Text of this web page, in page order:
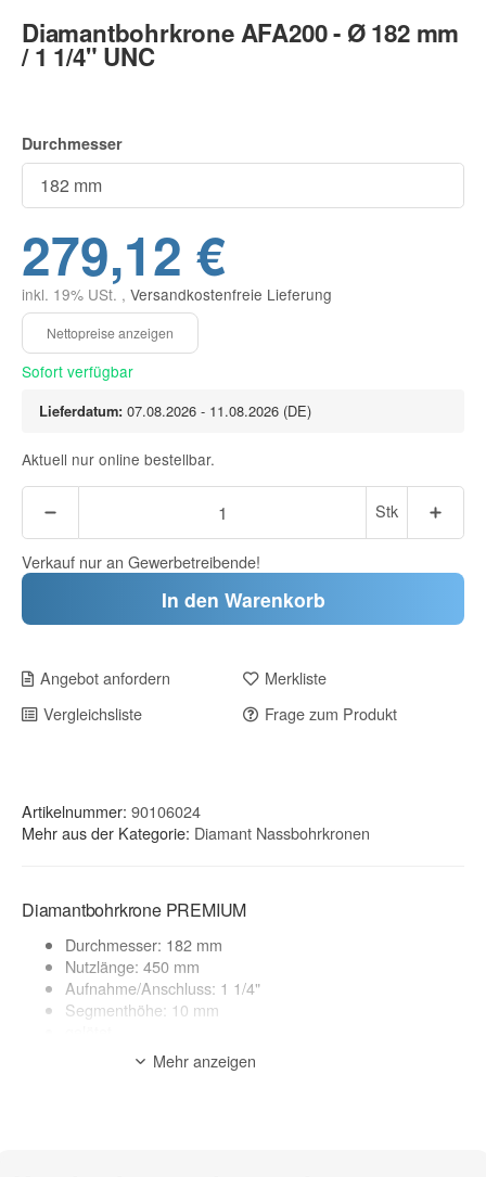
Diamantbohrkrone AFA200 - Ø 182 mm
/ 1 1/4" UNC
Durchmesser
279,12 €
inkl. 19% USt. , Versandkostenfreie Lieferung
Sofort verfügbar
Lieferdatum: 07.08.2026 - 11.08.2026 (DE)
Aktuell nur online bestellbar.
Stk
Verkauf nur an Gewerbetreibende!
In den Warenkorb
Angebot anfordern
Merkliste
Vergleichsliste
Frage zum Produkt
Artikelnummer: 90106024
Mehr aus der Kategorie: Diamant Nassbohrkronen
Diamantbohrkrone PREMIUM
Durchmesser: 182 mm
Nutzlänge: 450 mm
Aufnahme/Anschluss: 1 1/4"
Segmenthöhe: 10 mm
Made in Germany
geeignete Maschinen: Kernbohrgerät
Mehr anzeigen